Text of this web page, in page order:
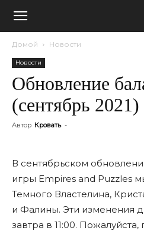
Домой Новости
Новости
Обновление
(сентябрь 2021)
Автор Кровать -
В сентябрьском
игры Empires and Puzzles
Темного Властелина,
и Фалины. Эти изменения
завтра в 11:00.